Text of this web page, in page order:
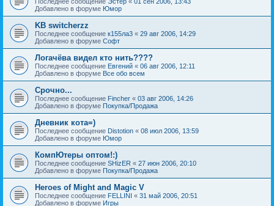
Добавлено в форуме Юмор
KB switcherzz
Последнее сообщение к155ла3 « 29 авг 2006, 14:29
Добавлено в форуме Софт
Логачёва видел кто нить????
Последнее сообщение Евгений « 06 авг 2006, 12:11
Добавлено в форуме Все обо всем
Срочно...
Последнее сообщение Fincher « 03 авг 2006, 14:26
Добавлено в форуме Покупка/Продажа
Дневник кота=)
Последнее сообщение Distotion « 08 июл 2006, 13:59
Добавлено в форуме Юмор
КомпЮтеры оптом!:)
Последнее сообщение SHizER « 27 июн 2006, 20:10
Добавлено в форуме Покупка/Продажа
Heroes of Might and Magic V
Последнее сообщение FELLINI « 31 май 2006, 20:51
Добавлено в форуме Игры